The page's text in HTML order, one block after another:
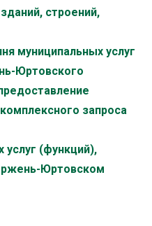
строений,
муниципальных услуг
Юртовского
запроса
услуг (функций),
Юртовском